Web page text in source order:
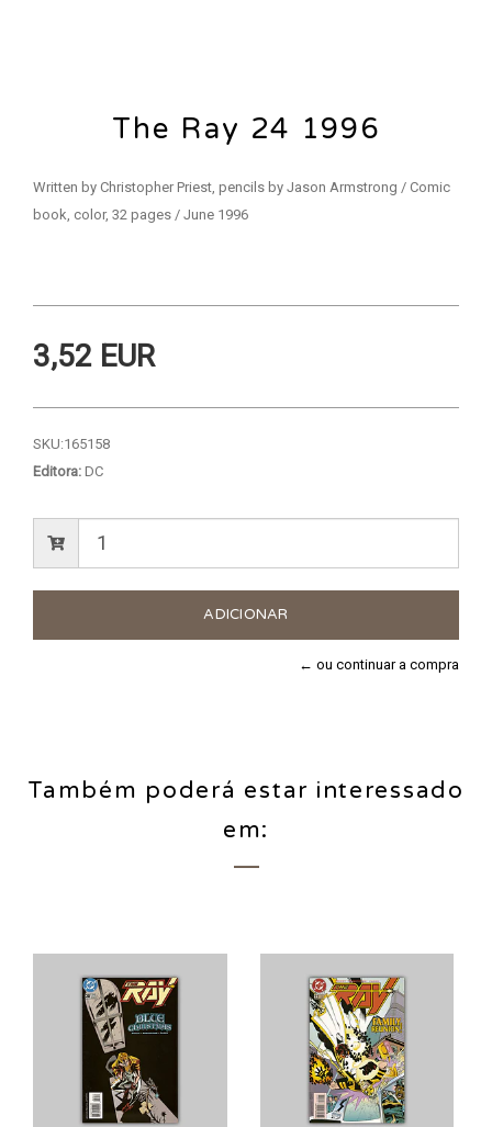
The Ray 24 1996
Written by Christopher Priest, pencils by Jason Armstrong / Comic
book, color, 32 pages / June 1996
3,52 EUR
SKU:165158
Editora: DC
← ou continuar a compra
Também poderá estar interessado
em: